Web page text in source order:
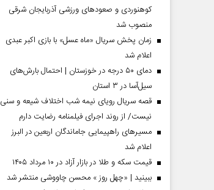
کوهنوردی و صعودهای ورزشی آذربایجان شرقی
منصوب شد
زمان پخش سریال «ماه عسل» با بازی اکبر عبدی
اعلام شد
دمای ۵۰ درجه در خوزستان | احتمال بارش‌های
سیل‌آسا در ۳ استان
قصه سریال رویای نیمه شب اختلاف شیعه و سنی
نیست/ از روند اجرای فیلمنامه رضایت دارم
مسیر‌های راهپیمایی جاماندگان اربعین در البرز
اعلام شد
قیمت سکه و طلا در بازار آزاد در ۱۰ مرداد ۱۴۰۵
ببینید | «چهل روز » محسن چاووشی منتشر شد
صفحات نخست روزنامه ها‌ی‌سه‌شنبه ۶ مردادماه